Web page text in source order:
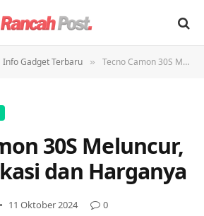
Info Gadget Terbaru » Tecno Camon 30S Meluncur, Ini Spesifikasi dan Harganya
30S Meluncur,
dan Harganya
11 Oktober 2024 0